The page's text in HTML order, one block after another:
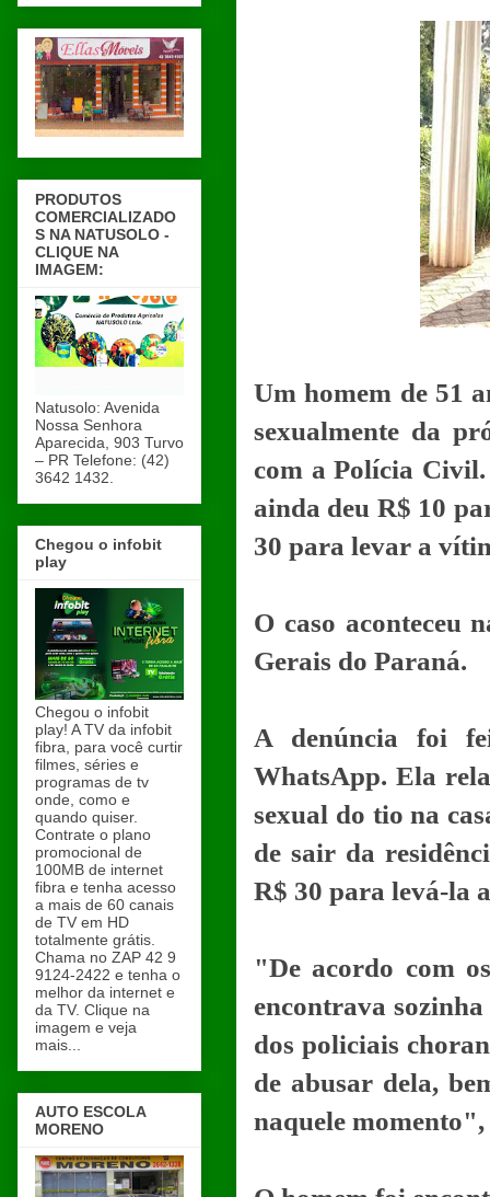
Um homem de 51
sexualmente da
com a Polícia
ainda deu R$ 10
30 para levar a
O caso aconteceu
Gerais do Paraná.
A denúncia foi
WhatsApp. Ela
sexual do tio na
de sair da
R$ 30 para levá-la
"De acordo com
encontrava
dos policiais
de abusar dela,
naquele
PRODUTOS
COMERCIALIZADO
S NA NATUSOLO -
CLIQUE NA
IMAGEM:
Natusolo: Avenida
Nossa Senhora
Aparecida, 903 Turvo
– PR Telefone: (42)
3642 1432.
Chegou o infobit
play
Chegou o infobit
play! A TV da infobit
fibra, para você curtir
filmes, séries e
programas de tv
onde, como e
quando quiser.
Contrate o plano
promocional de
100MB de internet
fibra e tenha acesso
a mais de 60 canais
de TV em HD
totalmente grátis.
Chama no ZAP 42 9
9124-2422 e tenha o
melhor da internet e
da TV. Clique na
imagem e veja
mais...
AUTO ESCOLA
MORENO